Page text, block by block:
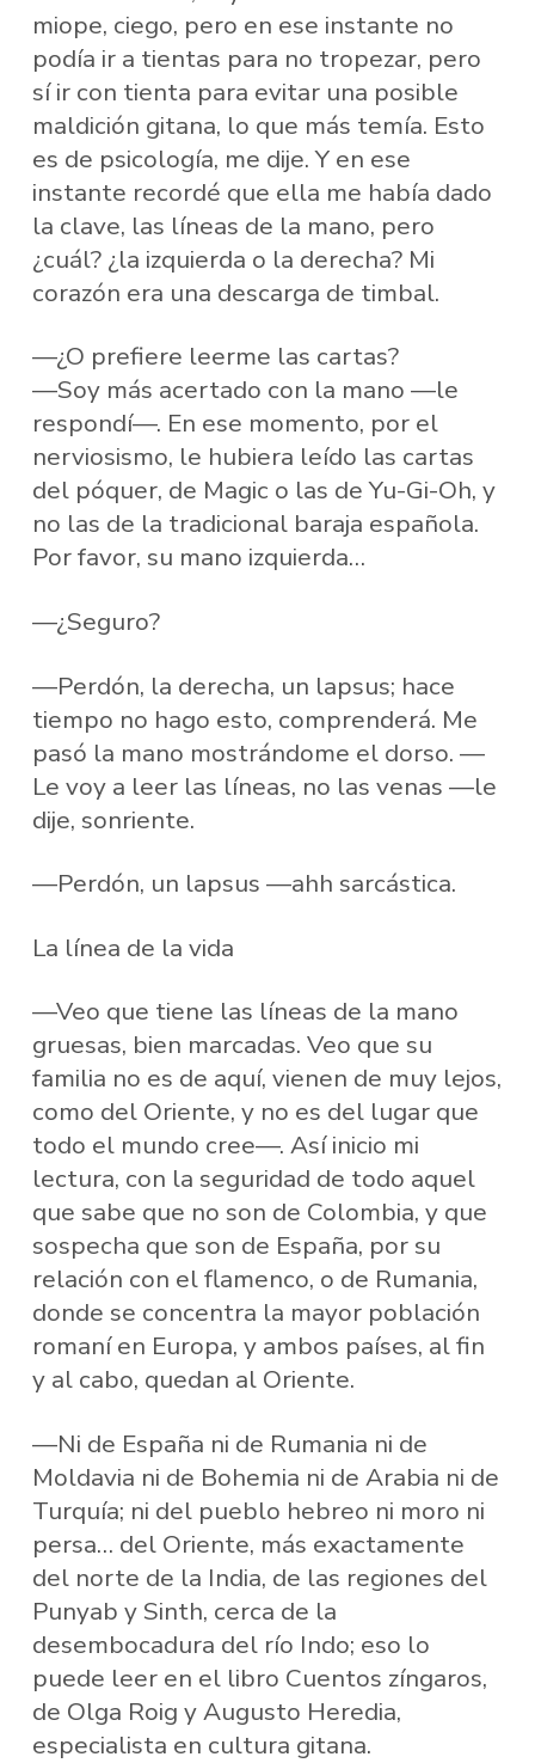
miope, ciego, pero en ese instante no
podía ir a tientas para no tropezar, pero
sí ir con tienta para evitar una posible
maldición gitana, lo que más temía. Esto
es de psicología, me dije. Y en ese
instante recordé que ella me había dado
la clave, las líneas de la mano, pero
¿cuál? ¿la izquierda o la derecha? Mi
corazón era una descarga de timbal.
—¿O prefiere leerme las cartas?
—Soy más acertado con la mano —le
respondí—. En ese momento, por el
nerviosismo, le hubiera leído las cartas
del póquer, de Magic o las de Yu-Gi-Oh, y
no las de la tradicional baraja española.
Por favor, su mano izquierda…
—¿Seguro?
—Perdón, la derecha, un lapsus; hace
tiempo no hago esto, comprenderá. Me
pasó la mano mostrándome el dorso. —
Le voy a leer las líneas, no las venas —le
dije, sonriente.
—Perdón, un lapsus —ahh sarcástica.
La línea de la vida
—Veo que tiene las líneas de la mano
gruesas, bien marcadas. Veo que su
familia no es de aquí, vienen de muy lejos,
como del Oriente, y no es del lugar que
todo el mundo cree—. Así inicio mi
lectura, con la seguridad de todo aquel
que sabe que no son de Colombia, y que
sospecha que son de España, por su
relación con el flamenco, o de Rumania,
donde se concentra la mayor población
romaní en Europa, y ambos países, al fin
y al cabo, quedan al Oriente.
—Ni de España ni de Rumania ni de
Moldavia ni de Bohemia ni de Arabia ni de
Turquía; ni del pueblo hebreo ni moro ni
persa… del Oriente, más exactamente
del norte de la India, de las regiones del
Punyab y Sinth, cerca de la
desembocadura del río Indo; eso lo
puede leer en el libro Cuentos zíngaros,
de Olga Roig y Augusto Heredia,
especialista en cultura gitana.